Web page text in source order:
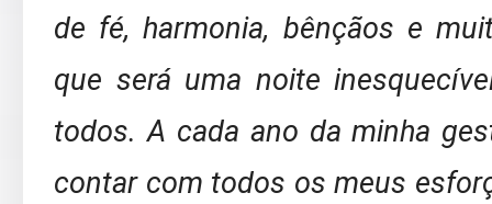
de fé, harmonia, bênçãos e
que será uma noite
todos. A cada ano da minha
contar com todos os meus